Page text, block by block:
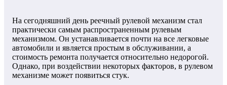
На сегодняшний день реечный рулевой механизм стал
практически самым распространенным рулевым
механизмом. Он устанавливается почти на все легковые
автомобили и является простым в обслуживании, а
стоимость ремонта получается относительно недорогой.
Однако, при воздействии некоторых факторов, в рулевом
механизме может появиться стук.